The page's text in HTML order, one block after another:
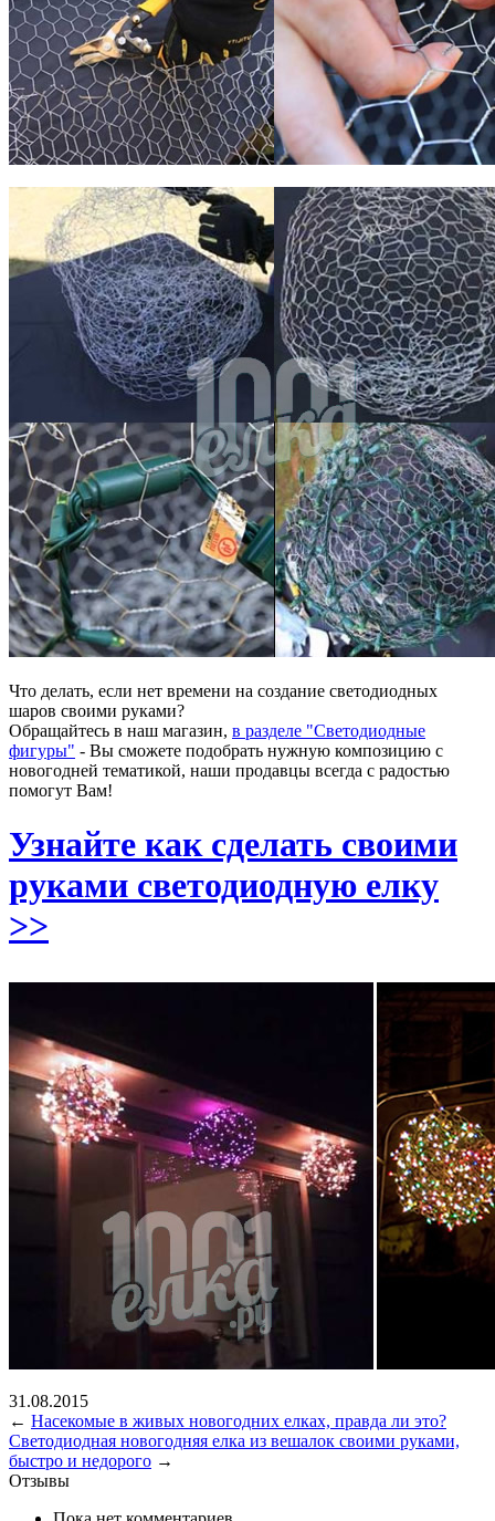
Что делать, если нет времени на создание светодиодных
шаров своими руками?
Обращайтесь в наш магазин, в разделе "Светодиодные
фигуры" - Вы сможете подобрать нужную композицию с
новогодней тематикой, наши продавцы всегда с радостью
помогут Вам!
Узнайте как сделать своими
руками светодиодную елку
>>
31.08.2015
← Насекомые в живых новогодних елках, правда ли это?
Светодиодная новогодняя елка из вешалок своими руками,
быстро и недорого →
Отзывы